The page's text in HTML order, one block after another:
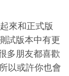
來和正式版
試版本中有更
多朋友都喜歡
以或許你也會